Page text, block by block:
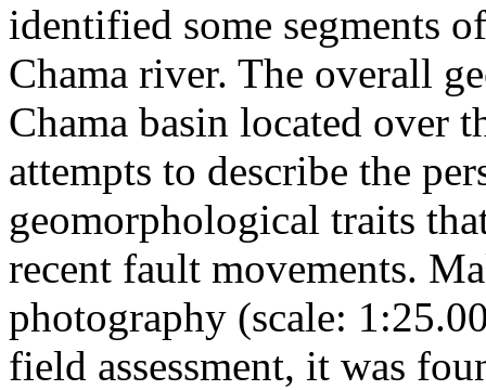
identified some segments
Chama river. The overall
Chama basin located over
attempts to describe the
geomorphological traits
recent fault movements.
photography (scale:
field assessment, it was